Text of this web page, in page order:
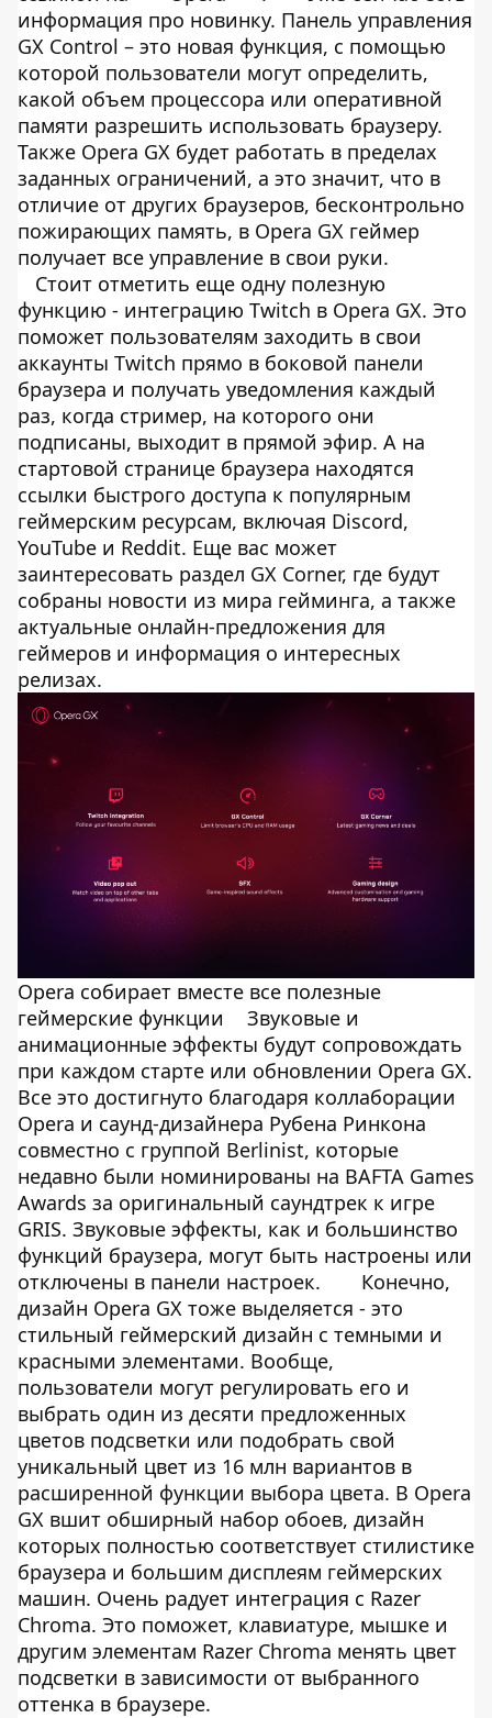
информация про новинку. Панель управления
GX Control – это новая функция, с помощью
которой пользователи могут определить,
какой объем процессора или оперативной
памяти разрешить использовать браузеру.
Также Opera GX будет работать в пределах
заданных ограничений, а это значит, что в
отличие от других браузеров, бесконтрольно
пожирающих память, в Opera GX геймер
получает все управление в свои руки.
Стоит отметить еще одну полезную
функцию - интеграцию Twitch в Opera GX. Это
поможет пользователям заходить в свои
аккаунты Twitch прямо в боковой панели
браузера и получать уведомления каждый
раз, когда стример, на которого они
подписаны, выходит в прямой эфир. А на
стартовой странице браузера находятся
ссылки быстрого доступа к популярным
геймерским ресурсам, включая Discord,
YouTube и Reddit. Еще вас может
заинтересовать раздел GX Corner, где будут
собраны новости из мира гейминга, а также
актуальные онлайн-предложения для
геймеров и информация о интересных
релизах.
Opera собирает вместе все полезные
геймерские функции
Звуковые и
анимационные эффекты будут сопровождать
при каждом старте или обновлении Opera GX.
Все это достигнуто благодаря коллаборации
Opera и саунд-дизайнера Рубена Ринкона
совместно с группой Berlinist, которые
недавно были номинированы на BAFTA Games
Awards за оригинальный саундтрек к игре
GRIS. Звуковые эффекты, как и большинство
функций браузера, могут быть настроены или
отключены в панели настроек.
Конечно,
дизайн Opera GX тоже выделяется - это
стильный геймерский дизайн с темными и
красными элементами. Вообще,
пользователи могут регулировать его и
выбрать один из десяти предложенных
цветов подсветки или подобрать свой
уникальный цвет из 16 млн вариантов в
расширенной функции выбора цвета. В Opera
GX вшит обширный набор обоев, дизайн
которых полностью соответствует стилистике
браузера и большим дисплеям геймерских
машин. Очень радует интеграция с Razer
Chroma. Это поможет, клавиатуре, мышке и
другим элементам Razer Chroma менять цвет
подсветки в зависимости от выбранного
оттенка в браузере.